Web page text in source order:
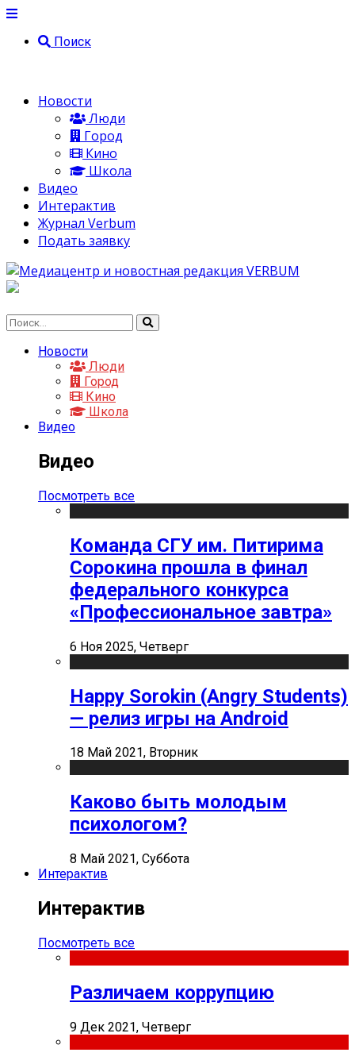
Поиск
Новости
Люди
Город
Кино
Школа
Видео
Интерактив
Журнал Verbum
Подать заявку
Новости
Люди
Город
Кино
Школа
Видео
Видео
Посмотреть все
Команда СГУ им. Питирима
Сорокина прошла в финал
федерального конкурса
«Профессиональное завтра»
6 Ноя 2025, Четверг
Happy Sorokin (Angry Students)
— релиз игры на Android
18 Май 2021, Вторник
Каково быть молодым
психологом?
8 Май 2021, Суббота
Интерактив
Интерактив
Посмотреть все
Различаем коррупцию
9 Дек 2021, Четверг